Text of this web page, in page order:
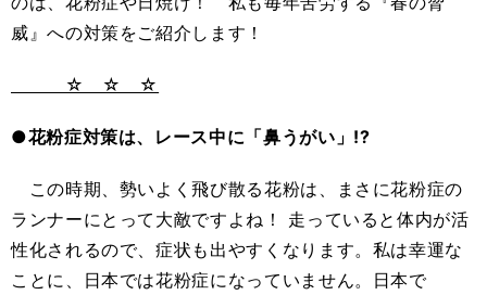
威』への対策をご紹介します！
☆ ☆ ☆
●花粉症対策は、レース中に「鼻うがい」!?
この時期、勢いよく飛び散る花粉は、まさに花粉症の
ランナーにとって大敵ですよね！ 走っていると体内が活
性化されるので、症状も出やすくなります。私は幸運な
ことに、日本では花粉症になっていません。日本で